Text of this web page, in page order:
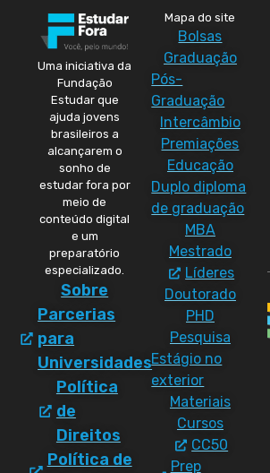
Uma iniciativa da
Fundação
Estudar que
ajuda jovens
brasileiros a
alcançarem o
sonho de
estudar fora por
meio de
conteúdo digital
e um
preparatório
especializado.
Sobre
Parcerias
para
Universidades
Política
de
Direitos
Política de
Mapa do site
Bolsas
Graduação
Pós-
Graduação
Intercâmbio
Premiações
Educação
Duplo diploma
de graduação
MBA
Mestrado
Líderes
Doutorado
PHD
Pesquisa
Estágio no
exterior
Materiais
Cursos
CC50
Prep